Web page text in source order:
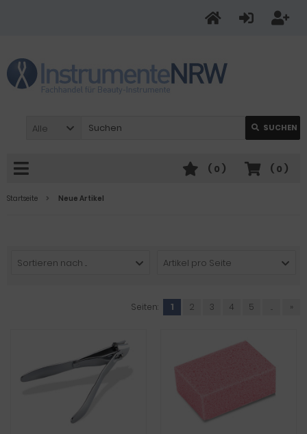
Alle SUCHEN
( 0 )
( 0 )
Startseite Neue Artikel
Sortieren nach ... Artikel pro Seite
Seiten: 1 2 3 4 5 ... »